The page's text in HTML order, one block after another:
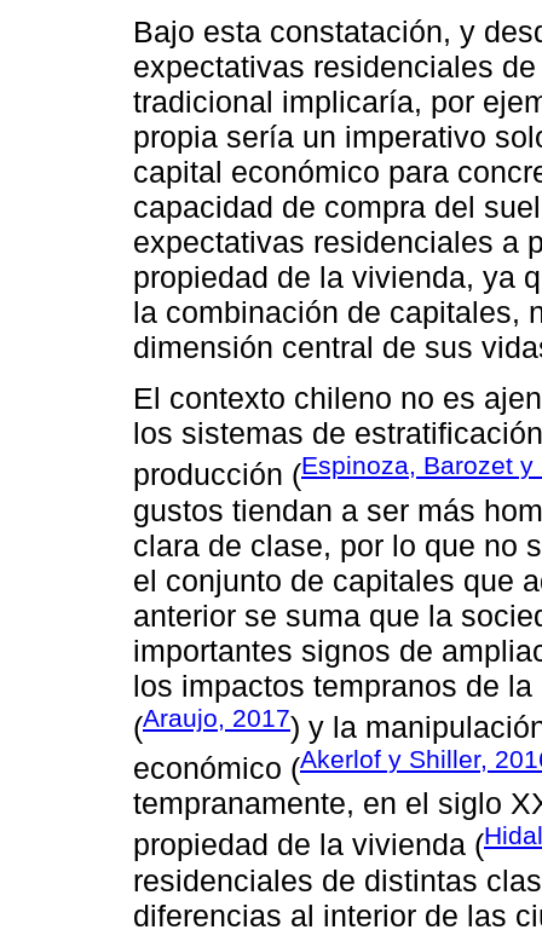
Bajo esta constatación, y
expectativas residenciales
tradicional implicaría, por
propia sería un imperativo
capital económico para
capacidad de compra del
expectativas residenciales a
propiedad de la vivienda, ya
la combinación de capitales,
dimensión central de sus
El contexto chileno no es
los sistemas de
producción (Espinoza, Barozet
gustos tiendan a ser más
clara de clase, por lo que no
el conjunto de capitales que
anterior se suma que la
importantes signos de
los impactos tempranos de
(Araujo, 2017) y la
económico (Akerlof y Shiller,
tempranamente, en el siglo
propiedad de la vivienda (
residenciales de distintas
diferencias al interior de las